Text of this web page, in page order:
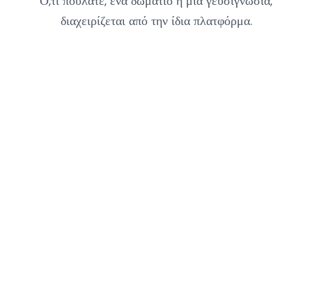
διαχειρίζεται από την ίδια πλατφόρμα.